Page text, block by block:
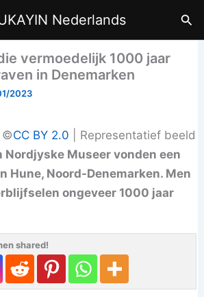
Nederlands
vermoedelijk 1000 jaar
in Denemarken
2023
©CC BY 2.0 | Representatief beeld
Nordjyske Museer vonden een
Hune, Noord-Denemarken. Men
ongeveer 1000 jaar
shared!